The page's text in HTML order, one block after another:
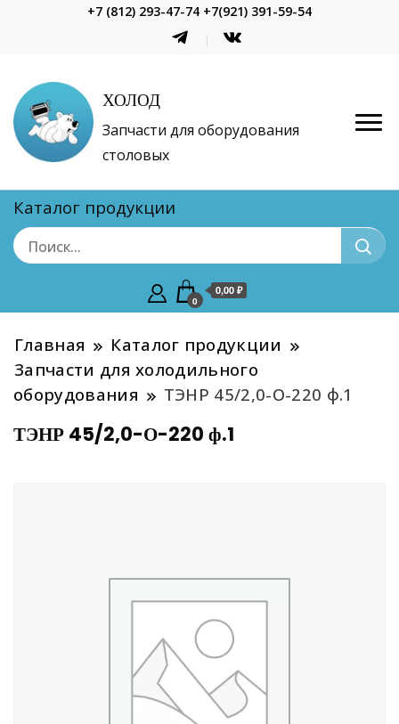
+7 (812) 293-47-74 +7(921) 391-59-54
ХОЛОД
Запчасти для оборудования
столовых
Каталог продукции
0
0,00 ₽
Главная
Каталог продукции
Запчасти для холодильного
оборудования
ТЭНР 45/2,0-О-220 ф.1
ТЭНР 45/2,0-О-220 ф.1